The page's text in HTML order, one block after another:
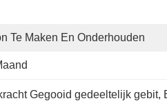
Te Maken En Onderhouden
Gegooid gedeeltelijk gebit,